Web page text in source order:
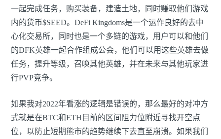
一起完成任务，购买装备，建造土地，同时赚取他们游戏
内的货币$SEED。DeFi Kingdoms是一个运作良好的去中
心化交易所，同时也是一个多链的游戏，用户可以和他们
的DFK英雄一起合作组成公会，他们可以用这些英雄去做
任务，提升等级，召唤其他英雄，并在未来与其他玩家进
行PVP竞争。
如果我对2022年看涨的逻辑是错误的，那么最好的对冲方
式就是在BTC和ETH目前的区间阻力位附近寻找开空点
位，以防止短期熊市的趋势继续下去直至崩溃。如果我们